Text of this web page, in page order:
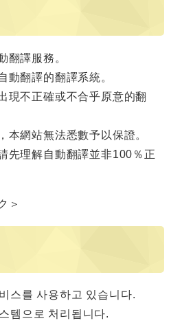
翻譯服務。
動翻譯的翻譯系統。
現不正確或不合乎原意的翻
本網站無法悉數予以保證。
先理解自動翻譯並非100％正
＞
스를 사용하고 있습니다.
템으로 처리됩니다.